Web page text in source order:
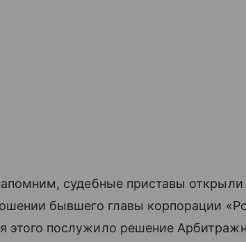
судебные приставы открыли
бывшего главы корпорации
этого послужило решение